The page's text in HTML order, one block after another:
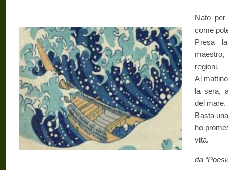
Nato
come
Presa
regioni.
Al
la sera,
del mare.
Basta
ho
vita.
da